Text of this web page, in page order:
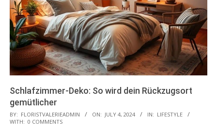
Schlafzimmer-Deko: So wird dein Rückzugsort
gemütlicher
2024-
07-
BY: FLORISTVALERIEADMIN ON: JULY 4, 2024 IN: LIFESTYLE
WITH: 0 COMMENTS